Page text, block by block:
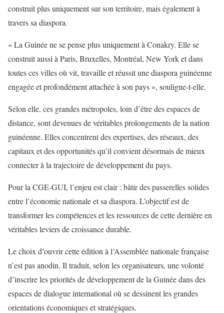
construit plus uniquement sur son territoire, mais également à
travers sa diaspora.
« La Guinée ne se pense plus uniquement à Conakry. Elle se
construit aussi à Paris, Bruxelles, Montréal, New York et dans
toutes ces villes où vit, travaille et réussit une diaspora guinéenne
engagée et profondément attachée à son pays », souligne-t-elle.
Selon elle, ces grandes métropoles, loin d’être des espaces de
distance, sont devenues de véritables prolongements de la nation
guinéenne. Elles concentrent des expertises, des réseaux, des
capitaux et des opportunités qu’il convient désormais de mieux
connecter à la trajectoire de développement du pays.
Pour la CGE-GUI, l’enjeu est clair : bâtir des passerelles solides
entre l’économie nationale et sa diaspora. L’objectif est de
transformer les compétences et les ressources de cette dernière en
véritables leviers de croissance durable.
Le choix d’ouvrir cette édition à l’Assemblée nationale française
n’est pas anodin. Il traduit, selon les organisateurs, une volonté
d’inscrire les priorités de développement de la Guinée dans des
espaces de dialogue international où se dessinent les grandes
orientations économiques et stratégiques.